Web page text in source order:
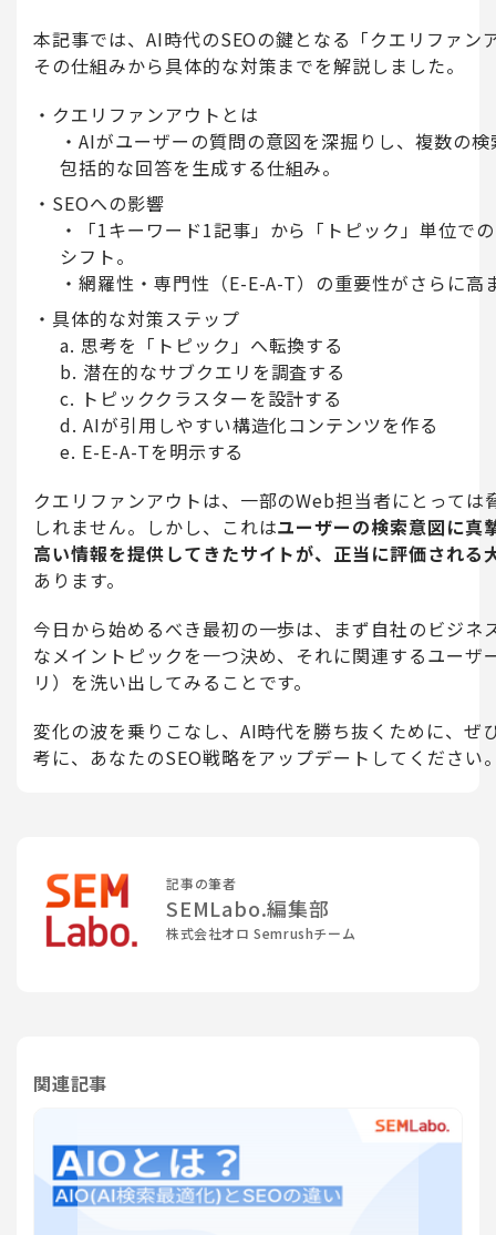
本記事では、AI時代のSEOの鍵となる「クエリファン
その仕組みから具体的な対策までを解説しました。
クエリファンアウトとは
AIがユーザーの質問の意図を深掘りし、複数の
包括的な回答を生成する仕組み。
SEOへの影響
「1キーワード1記事」から「トピック」単位で
シフト。
網羅性・専門性（E-E-A-T）の重要性がさらに高
具体的な対策ステップ
思考を「トピック」へ転換する
潜在的なサブクエリを調査する
トピッククラスターを設計する
AIが引用しやすい構造化コンテンツを作る
E-E-A-Tを明示する
クエリファンアウトは、一部のWeb担当者にとっては
しれません。しかし、これはユーザーの検索意図に真
高い情報を提供してきたサイトが、正当に評価される
あります。
今日から始めるべき最初の一歩は、まず自社のビジネ
なメイントピックを一つ決め、それに関連するユーザ
リ）を洗い出してみることです。
変化の波を乗りこなし、AI時代を勝ち抜くために、ぜ
考に、あなたのSEO戦略をアップデートしてください
記事の筆者
SEMLabo.編集部
株式会社オロ Semrushチーム
関連記事